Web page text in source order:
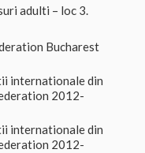
adulti – loc 3.
Bucharest
internationale din
2012-
internationale din
2012-